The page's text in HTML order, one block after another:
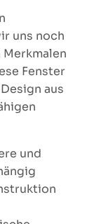
uns noch
Fenster
aus
und